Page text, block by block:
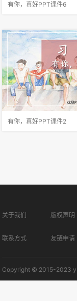
有你，真好PPT课件6
生病时悉心照料我这件事
伟大，表达了对母亲的
开头富有诗意，引人入
主题。作者恰当地运用
有你，真好PPT课件2
关于我们 版权声明
联系方式 友链申请
Copyright © 2015-2023